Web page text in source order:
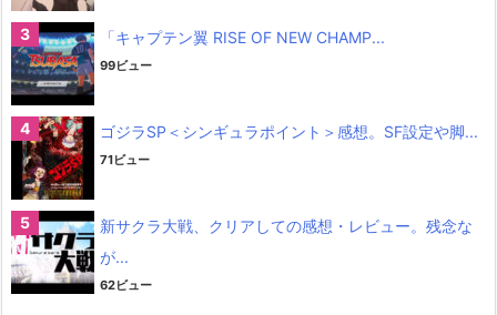
「キャプテン翼 RISE OF NEW CHAMP...
99ビュー
ゴジラSP＜シンギュラポイント＞感想。SF設定や脚...
71ビュー
新サクラ大戦、クリアしての感想・レビュー。残念な
が...
62ビュー